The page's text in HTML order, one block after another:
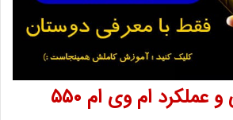
ام وی ام ۵۵۰